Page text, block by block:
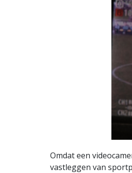
Omdat een
vastleggen van